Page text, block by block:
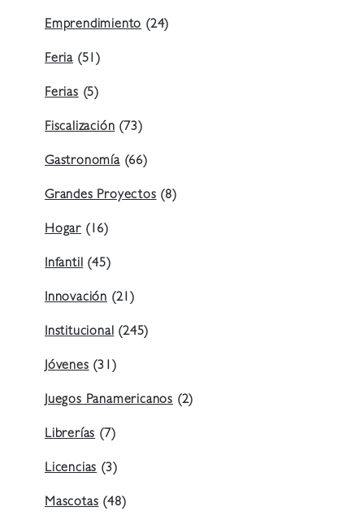
Emprendimiento(24)
Feria (51)
Ferias(5)
Fiscalización(73)
Gastronomía(66)
Grandes Proyectos(8)
Hogar (16)
Infantil(45)
Innovación (21)
Institucional(245)
Jóvenes(31)
Juegos Panamericanos (2)
Librerías(7)
Licencias(3)
Mascotas(48)